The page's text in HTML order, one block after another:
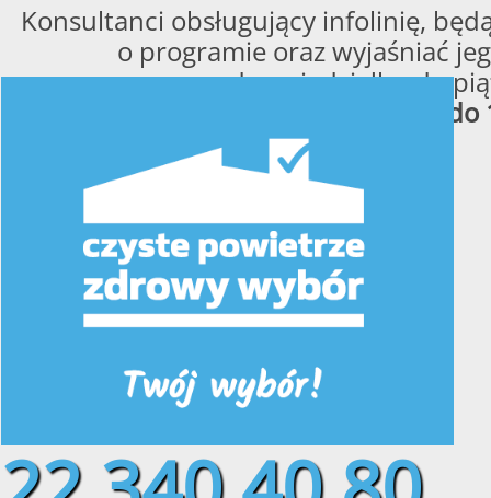
Konsultanci obsługujący infolinię,
o programie oraz wyjaśniać
od poniedziałku do
od 8:00